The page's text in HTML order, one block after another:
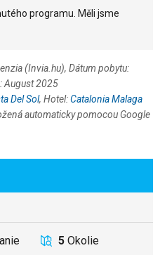
programu. Měli jsme
(Invia.hu), Dátum pobytu:
August 2025
Del Sol, Hotel:Catalonia Malaga
automaticky pomocou Google
5 Okolie